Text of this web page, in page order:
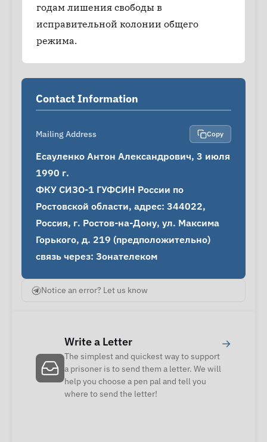
годам лишения свободы в
исправительной колонии общего
режима.
Contact Information
Mailing Address Copy
Есауленко Антон Александрович, 3 июля
1990 г.
ФКУ СИЗО-1 ГУФСИН России по
Ростовской области, адрес: 344022,
Россия, г. Ростов-на-Дону, ул. Максима
Горького, д. 219 (предположительно)
связь через: Зонателеком
Notice an error? Let us know
Write a Letter
The simplest and quickest way to support
a prisoner is to send them a letter. We will
help you choose a pen pal and tell you
where to send the letter!
→